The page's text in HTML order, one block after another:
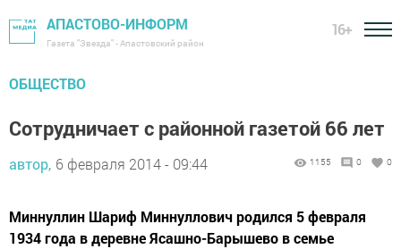
АПАСТОВО-ИНФОРМ
Газета "Звезда" - Апастовский район
16+
ОБЩЕСТВО
Сотрудничает с районной газетой 66 лет
автор, 6 февраля 2014 - 09:44 1155 0 0
Миннуллин Шариф Миннуллович родился 5 февраля
1934 года в деревне Ясашно-Барышево в семье